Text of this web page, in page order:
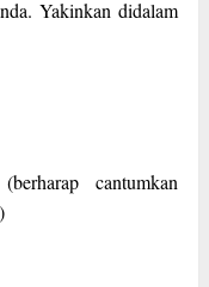
Yakinkan didalam
cantumkan